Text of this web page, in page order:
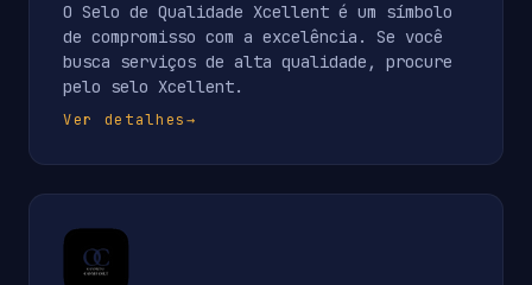
O Selo de Qualidade Xcellent é um símbolo
de compromisso com a excelência. Se você
busca serviços de alta qualidade, procure
pelo selo Xcellent.
Ver detalhes→